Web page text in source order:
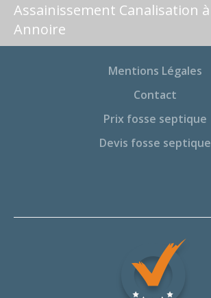
Assainissement Canalisation à
Annoire
Mentions Légales
Contact
Prix fosse septique
Devis fosse septique